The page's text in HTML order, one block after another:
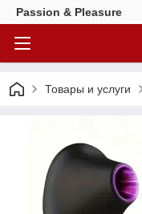
Passion & Pleasure
Товары и услуги